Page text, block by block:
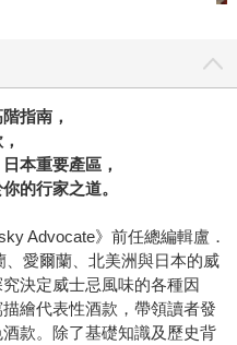
指南，
本重要產區，
的行家之道。
Advocate》前任總編輯盧．
愛爾蘭、北美洲與日本的威
決定威士忌風味的各種因
繪代表性酒款，帶領讀者發
款。除了基礎知識及歷史背